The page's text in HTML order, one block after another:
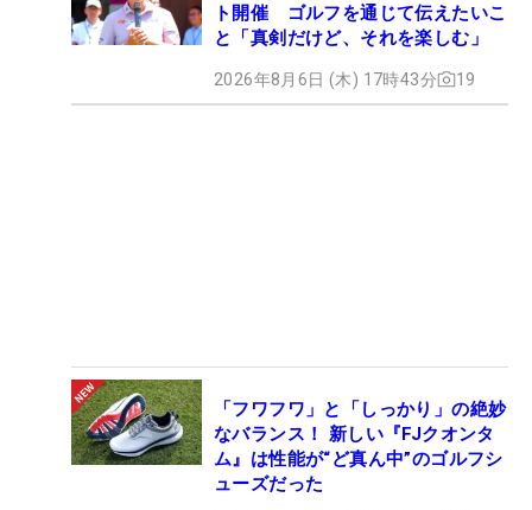
ト開催 ゴルフを通じて伝えたいこ
と「真剣だけど、それを楽しむ」
2026年8月6日 (木) 17時43分 19
「フワフワ」と「しっかり」の絶妙
なバランス！ 新しい『FJクオンタ
ム』は性能が“ど真ん中”のゴルフシ
ューズだった